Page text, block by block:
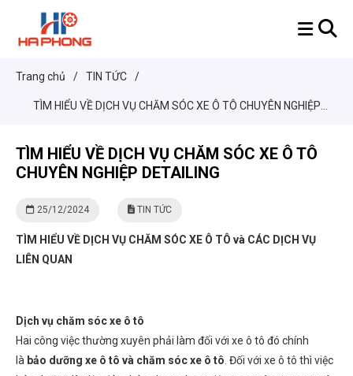
Trang chủ / TIN TỨC /
TÌM HIỂU VỀ DỊCH VỤ CHĂM SÓC XE Ô TÔ CHUYÊN NGHIỆP
TÌM HIỂU VỀ DỊCH VỤ CHĂM SÓC XE Ô TÔ
CHUYÊN NGHIỆP DETAILING
25/12/2024 TIN TỨC
TÌM HIỂU VỀ DỊCH VỤ CHĂM SÓC XE Ô TÔ và CÁC DỊCH VỤ
LIÊN QUAN
Dịch vụ chăm sóc xe ô tô
Hai công việc thường xuyên phải làm đối với xe ô tô đó chính
là bảo dưỡng xe ô tô và chăm sóc xe ô tô . Đối với xe ô tô thì việc